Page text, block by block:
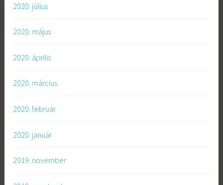
2020. július
2020. május
2020. április
2020. március
2020. február
2020. január
2019. november